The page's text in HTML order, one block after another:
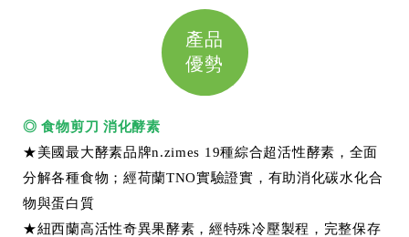
產品
優勢
◎ 食物剪刀 消化酵素
★美國最大酵素品牌n.zimes 19種綜合超活性酵素，全面
分解各種食物；經荷蘭TNO實驗證實，有助消化碳水化合
物與蛋白質
★紐西蘭高活性奇異果酵素，經特殊冷壓製程，完整保存